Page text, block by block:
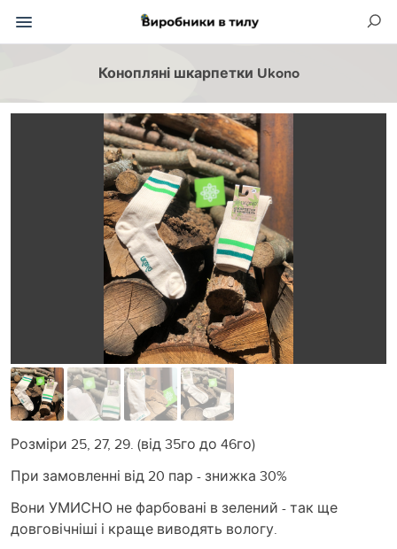
Конопляні шкарпетки Ukono
Розміри 25, 27, 29. (від 35го до 46го)
При замовленні від 20 пар - знижка 30%
Вони УМИСНО не фарбовані в зелений - так ще
довговічніші і краще виводять вологу.